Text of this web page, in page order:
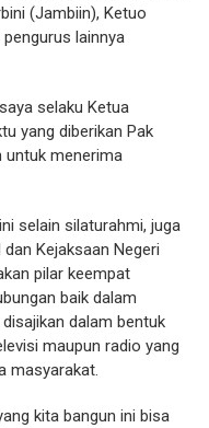
(Jambiin), Ketuo
lainnya
selaku Ketua
yang diberikan Pak
untuk menerima
selain silaturahmi, juga
Kejaksaan Negeri
pilar keempat
baik dalam
dalam bentuk
maupun radio yang
masyarakat.
kita bangun ini bisa